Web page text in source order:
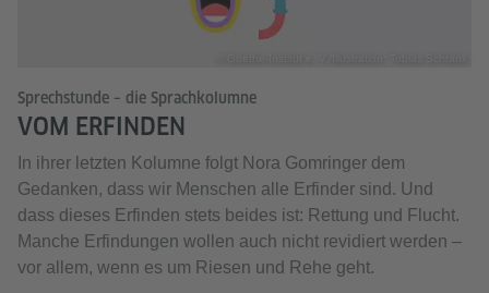
Sprechstunde – die Sprachkolumne
VOM ERFINDEN
In ihrer letzten Kolumne folgt Nora Gomringer dem
Gedanken, dass wir Menschen alle Erfinder sind. Und
dass dieses Erfinden stets beides ist: Rettung und Flucht.
Manche Erfindungen wollen auch nicht revidiert werden –
vor allem, wenn es um Riesen und Rehe geht.